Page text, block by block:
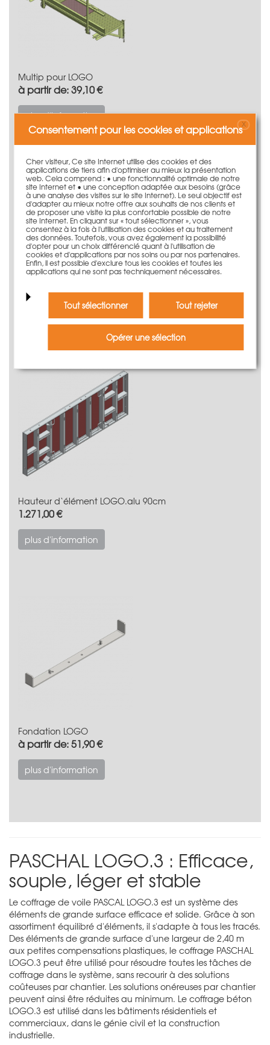
Multip pour LOGO
à partir de: 39,10 €
plus d'information
à partir de: 4,05 €
plus d'information
Hauteur d‘élément LOGO.alu 90cm
1.271,00 €
plus d'information
Fondation LOGO
à partir de: 51,90 €
plus d'information
PASCHAL LOGO.3 : Efficace,
souple, léger et stable
Le coffrage de voile PASCAL LOGO.3 est un système des
éléments de grande surface efficace et solide. Grâce à son
assortiment équilibré d'éléments, il s'adapte à tous les tracés.
Des éléments de grande surface d'une largeur de 2,40 m
aux petites compensations plastiques, le coffrage PASCHAL
LOGO.3 peut être utilisé pour résoudre toutes les tâches de
coffrage dans le système, sans recourir à des solutions
coûteuses par chantier. Les solutions onéreuses par chantier
peuvent ainsi être réduites au minimum. Le coffrage béton
LOGO.3 est utilisé dans les bâtiments résidentiels et
commerciaux, dans le génie civil et la construction
industrielle.
Consentement pour les cookies et applicationsX
Cher visiteur, Ce site Internet utilise des cookies et des
applications de tiers afin d'optimiser au mieux la présentation
web. Cela comprend : • une fonctionnalité optimale de notre
site Internet et • une conception adaptée aux besoins (grâce
à une analyse des visites sur le site Internet). Le seul objectif est
d'adapter au mieux notre offre aux souhaits de nos clients et
de proposer une visite la plus confortable possible de notre
site Internet. En cliquant sur « tout sélectionner », vous
consentez à la fois à l'utilisation des cookies et au traitement
des données. Toutefois, vous avez également la possibilité
d'opter pour un choix différencié quant à l'utilisation de
cookies et d'applications par nos soins ou par nos partenaires.
Enfin, il est possible d'exclure tous les cookies et toutes les
applications qui ne sont pas techniquement nécessaires.
Tout sélectionner Tout rejeter
Opérer une sélection